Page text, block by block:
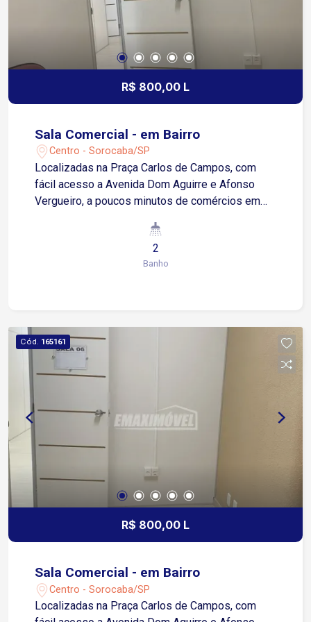
R$ 800,00 L
Sala Comercial - em Bairro
Centro - Sorocaba/SP
Localizadas na Praça Carlos de Campos, com
fácil acesso a Avenida Dom Aguirre e Afonso
Vergueiro, a poucos minutos de comércios em
internet, sala para reuniões (disponível com
agendamento prévio), dois banheiros sociais (um
de uso próprio e outro para clientes), cozinha
ao lado do prédio. Com possibilidade para
locação de todo o conjunto das 06 salas, no valor
de R$ 4.800,00. Entre em contato e saiba mais!
2
Banho
Cód. 165161
R$ 800,00 L
Sala Comercial - em Bairro
Centro - Sorocaba/SP
Localizadas na Praça Carlos de Campos, com